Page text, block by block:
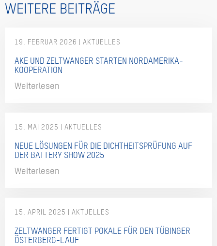
WEITERE BEITRÄGE
19. FEBRUAR 2026
AKE UND ZELTWANGER STARTEN NORDAMERIKA-
KOOPERATION
Weiterlesen
15. MAI 2025
NEUE LÖSUNGEN FÜR DIE DICHTHEITSPRÜFUNG AUF
DER BATTERY SHOW 2025
Weiterlesen
15. APRIL 2025
ZELTWANGER FERTIGT POKALE FÜR DEN TÜBINGER
ÖSTERBERG-LAUF